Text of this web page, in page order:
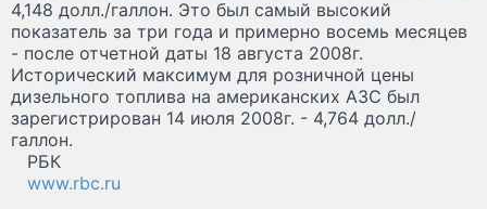
4,148 долл./галлон. Это был самый высокий
показатель за три года и примерно восемь месяцев
- после отчетной даты 18 августа 2008г.
Исторический максимум для розничной цены
дизельного топлива на американских АЗС был
зарегистрирован 14 июля 2008г. - 4,764 долл./
галлон.
РБК
www.rbc.ru